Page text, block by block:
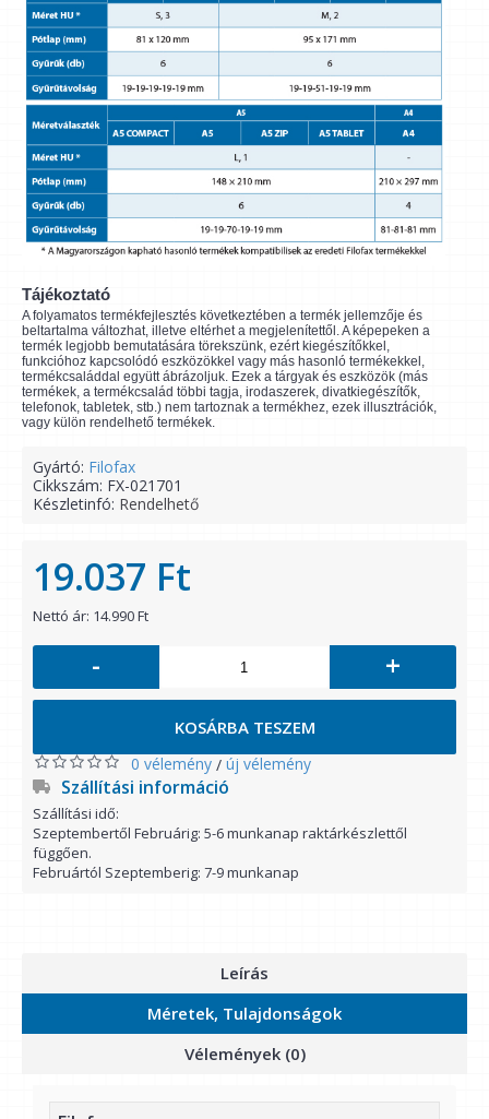
Tájékoztató
A folyamatos termékfejlesztés következtében a termék jellemzője és
beltartalma változhat, illetve eltérhet a megjelenítettől. A képepeken a
termék legjobb bemutatására törekszünk, ezért kiegészítőkkel,
funkcióhoz kapcsolódó eszközökkel vagy más hasonló termékekkel,
termékcsaláddal együtt ábrázoljuk. Ezek a tárgyak és eszközök (más
termékek, a termékcsalád többi tagja, irodaszerek, divatkiegészítők,
telefonok, tabletek, stb.) nem tartoznak a termékhez, ezek illusztrációk,
vagy külön rendelhető termékek.
Gyártó: Filofax
Cikkszám: FX-021701
Készletinfó: Rendelhető
19.037 Ft
Nettó ár: 14.990 Ft
- +
KOSÁRBA TESZEM
0 vélemény / új vélemény
Szállítási információ
Szállítási idő:
Szeptembertől Februárig: 5-6 munkanap raktárkészlettől
függően.
Februártól Szeptemberig: 7-9 munkanap
Leírás
Méretek, Tulajdonságok
Vélemények (0)